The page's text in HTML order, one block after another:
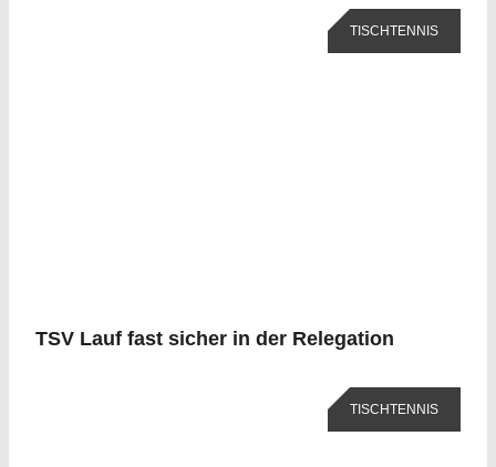
TISCHTENNIS
TSV Lauf fast sicher in der Relegation
TISCHTENNIS